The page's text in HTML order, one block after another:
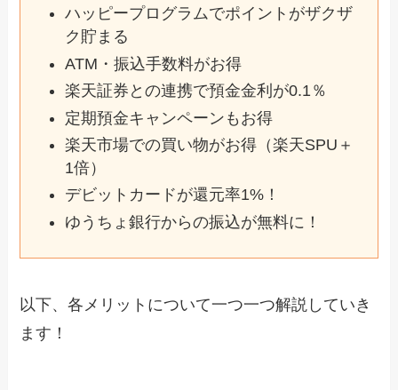
ハッピープログラムでポイントがザクザ
ク貯まる
ATM・振込手数料がお得
楽天証券との連携で預金金利が0.1％
定期預金キャンペーンもお得
楽天市場での買い物がお得（楽天SPU＋
1倍）
デビットカードが還元率1%！
ゆうちょ銀行からの振込が無料に！
以下、各メリットについて一つ一つ解説していき
ます！